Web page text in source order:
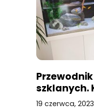
szklanych.
19 czerwca, 2023